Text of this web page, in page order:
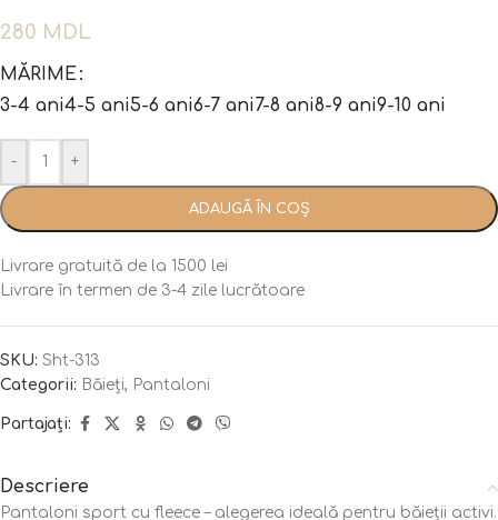
280 MDL
MĂRIME
3-4 ani4-5 ani5-6 ani6-7 ani7-8 ani8-9 ani9-10 ani
- +
ADAUGĂ ÎN COȘ
Livrare gratuită de la 1500 lei
Livrare în termen de 3-4 zile lucrătoare
SKU: Sht-313
Categorii: Băieți, Pantaloni
Partajați:
Descriere
Pantaloni sport cu fleece – alegerea ideală pentru băieții activi.